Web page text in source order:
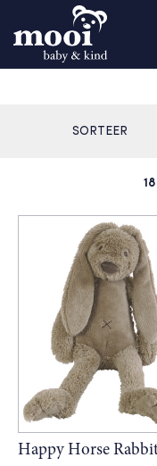
SORTEER
18
Happy Horse